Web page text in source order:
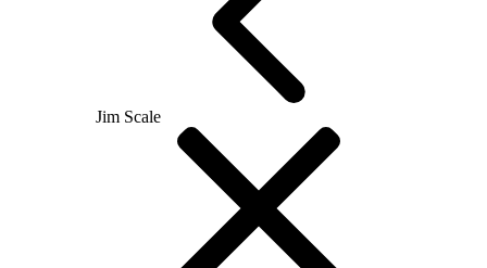
Jim Scale